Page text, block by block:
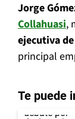
Jorge
Collahuasi,
ejecutiva de
principal
Te puede